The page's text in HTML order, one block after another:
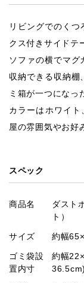
リビングでのくつ
クス付きサイドテ
ソファの横でマグ
収納できる収納棚
ミ箱が一つになっ
カラーはホワイ
屋の雰囲気やお好
スペック
商品名
ダスト
ト）
サイズ 約幅
ゴミ袋設
置内寸
約幅
36.5cm)